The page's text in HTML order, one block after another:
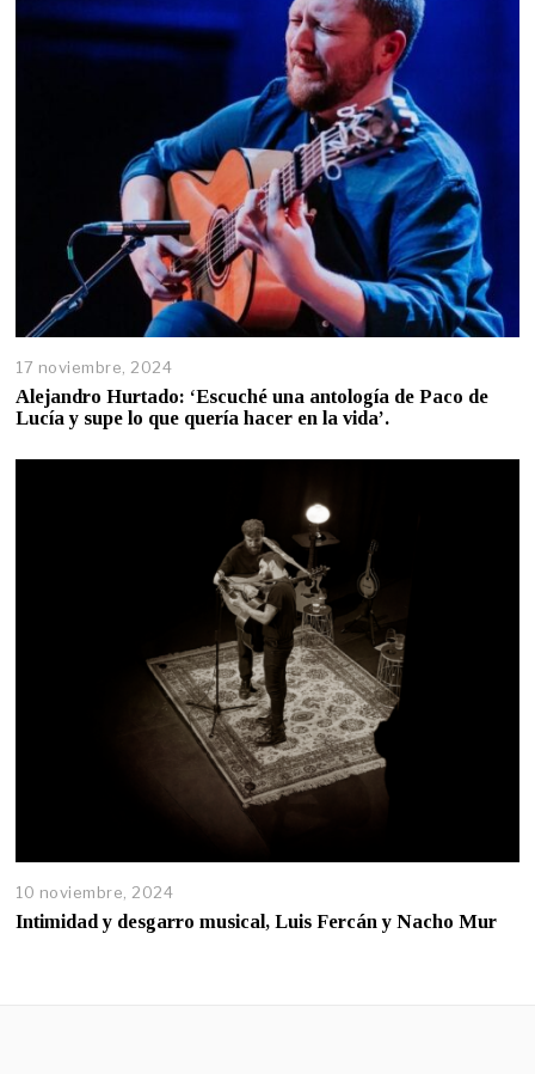
17 noviembre, 2024
Alejandro Hurtado: ‘Escuché una antología de Paco de
Lucía y supe lo que quería hacer en la vida’.
10 noviembre, 2024
Intimidad y desgarro musical, Luis Fercán y Nacho Mur